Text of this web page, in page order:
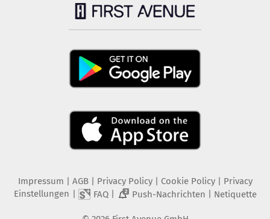
Impressum | AGB | Privacy Policy| Cookie Policy| Privacy
Einstellungen | FAQ| 2 Push-Nachrichten | Netiquette